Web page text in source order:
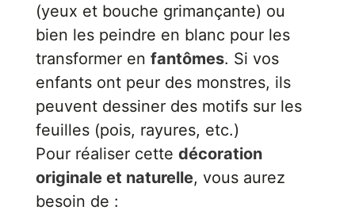
(yeux et bouche grimançante) ou
bien les peindre en blanc pour les
transformer en fantômes. Si vos
enfants ont peur des monstres, ils
peuvent dessiner des motifs sur les
feuilles (pois, rayures, etc.)
Pour réaliser cette décoration
originale et naturelle, vous aurez
besoin de :